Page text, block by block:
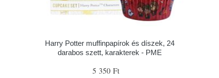
Harry Potter muffinpapírok és díszek, 24
darabos szett, karakterek - PME
5 350 Ft